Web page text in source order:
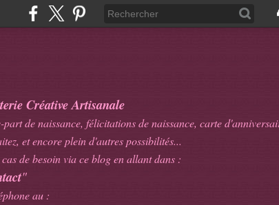
Créative Artisanale
de naissance, félicitations de naissance, carte
et encore plein d'autres possibilités...
de besoin via ce blog en allant dans :
"
au :